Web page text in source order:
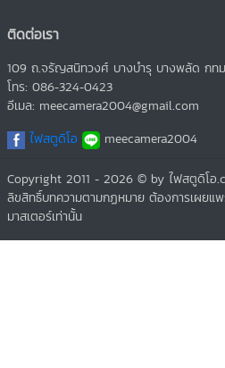
ติดต่อเรา
109 ถ.จรัญสนิทวงศ์ บางบำรุ บางพลัด กท
โทร: 086-324-0423
อีเมล: meecamera2004@gmail.com
ไฟสตูดิโอ
meecamera2004
Copyright 2011 - 2026 © by ไฟสตูดิโอ
ลิขสิทธิ์บทความตามกฏหมาย ต้องการเผยแ
มาสเตอร์เท่านั้น